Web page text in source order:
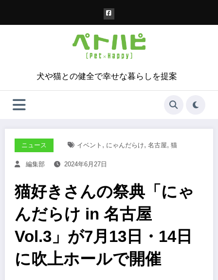
犬や猫との健全で幸せな暮らしを提案
ニュース イベント , にゃんだらけ, 名古屋, 猫
編集部 2024年6月27日
猫好きさんの祭典「にゃ
んだらけ in 名古屋
Vol.3」が7月13日・14日
に吹上ホールで開催